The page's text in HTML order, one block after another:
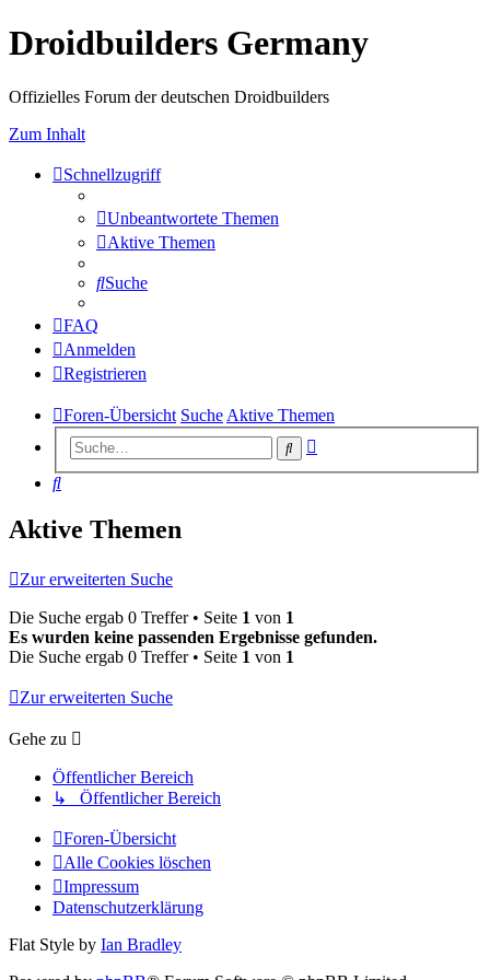
Droidbuilders Germany
Offizielles Forum der deutschen Droidbuilders
Zum Inhalt
Schnellzugriff
Unbeantwortete Themen
Aktive Themen
Suche
FAQ
Anmelden
Registrieren
Foren-Übersicht Suche Aktive Themen
Suche
Suche
Aktive Themen
Zur erweiterten Suche
Die Suche ergab 0 Treffer • Seite 1 von 1
Es wurden keine passenden Ergebnisse gefunden.
Die Suche ergab 0 Treffer • Seite 1 von 1
Zur erweiterten Suche
Gehe zu
Öffentlicher Bereich
↳ Öffentlicher Bereich
Foren-Übersicht
Alle Cookies löschen
Impressum
Datenschutzerklärung
Flat Style by Ian Bradley